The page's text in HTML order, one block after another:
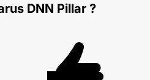
DNN Pillar ?